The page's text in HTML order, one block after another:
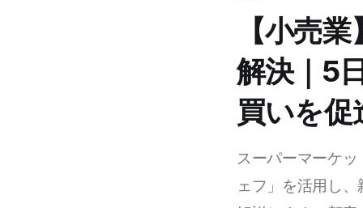
【小売
解決｜5
買いを促
スーパーマーケ
ェフ」を活用し